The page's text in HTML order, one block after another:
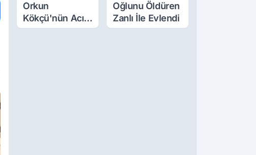
Orkun
Kökçü'nün Acı
Günü... Cenaze
Oğlunu Öldüren
Zanlı İle Evlendi